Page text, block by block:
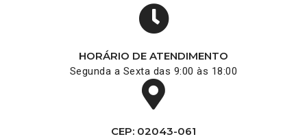
HORÁRIO DE ATENDIMENTO
Segunda a Sexta das 9:00 às 18:00
CEP: 02043-061